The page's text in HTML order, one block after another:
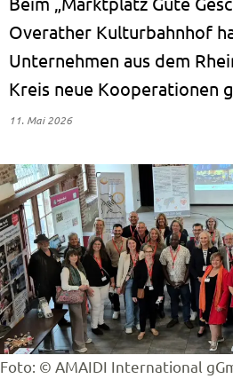
Overather Kulturbahnhof
Unternehmen aus dem
Kreis neue Kooperationen
11. Mai 2026
Foto: © AMAIDI International